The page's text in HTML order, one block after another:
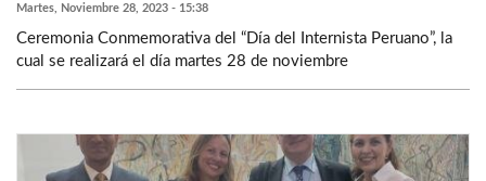
Martes, Noviembre 28, 2023 - 15:38
Ceremonia Conmemorativa del “Día del Internista Peruano”, la
cual se realizará el día martes 28 de noviembre